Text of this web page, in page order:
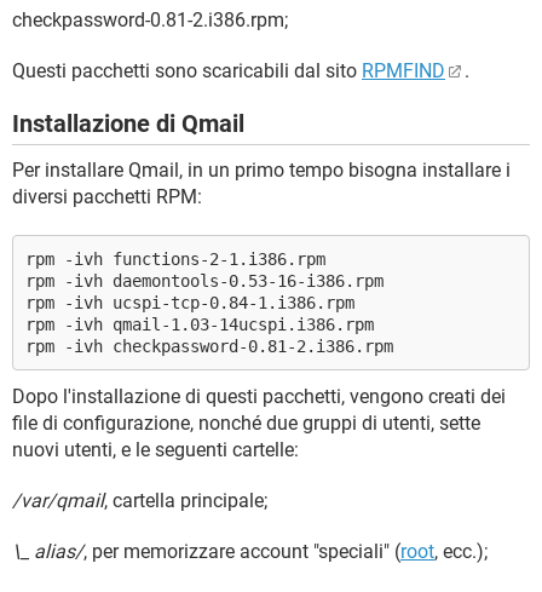
checkpassword-0.81-2.i386.rpm;
Questi pacchetti sono scaricabili dal sito RPMFIND .
Installazione di Qmail
Per installare Qmail, in un primo tempo bisogna installare i
diversi pacchetti RPM:
rpm -ivh functions-2-1.i386.rpm
rpm -ivh daemontools-0.53-16-i386.rpm
rpm -ivh ucspi-tcp-0.84-1.i386.rpm
rpm -ivh qmail-1.03-14ucspi.i386.rpm
rpm -ivh checkpassword-0.81-2.i386.rpm
Dopo l'installazione di questi pacchetti, vengono creati dei
file di configurazione, nonché due gruppi di utenti, sette
nuovi utenti, e le seguenti cartelle:
/var/qmail, cartella principale;
\_ alias/, per memorizzare account "speciali" (root, ecc.);